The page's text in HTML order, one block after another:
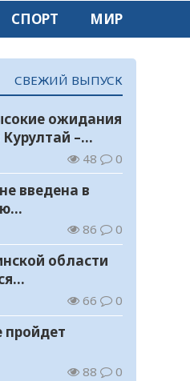
СПОРТ МИР
СВЕЖИЙ ВЫПУСК
ожидания
–
мнения
48 0
введена в
86 0
области
акция «Таза
66 0
88 0